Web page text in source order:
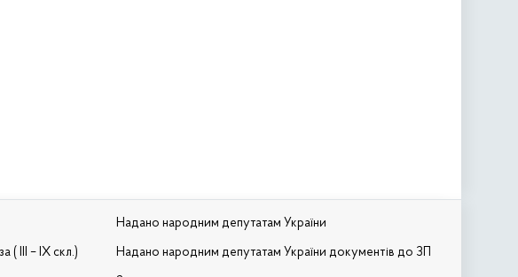
( III – IX скл.)
Надано народним депутатам України
Надано народним депутатам України документів до ЗП